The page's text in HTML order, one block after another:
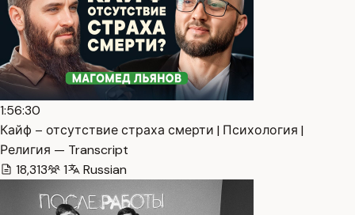
1:56:30
Кайф – отсутствие страха смерти | Психология |
Религия — Transcript
18,313
1 Russian